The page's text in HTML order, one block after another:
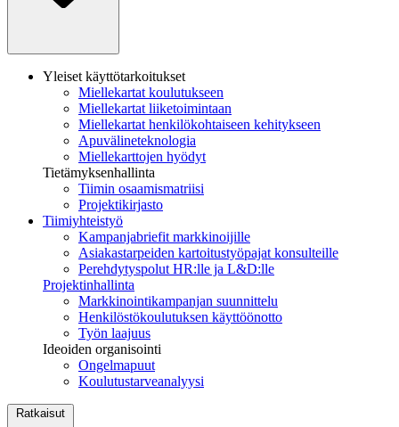
Yleiset käyttötarkoitukset
Miellekartat koulutukseen
Miellekartat liiketoimintaan
Miellekartat henkilökohtaiseen kehitykseen
Apuvälineteknologia
Miellekarttojen hyödyt
Tietämyksenhallinta
Tiimin osaamismatriisi
Projektikirjasto
Tiimiyhteistyö
Kampanjabriefit markkinoijille
Asiakastarpeiden kartoitustyöpajat konsulteille
Perehdytyspolut HR:lle ja L&D:lle
Projektinhallinta
Markkinointikampanjan suunnittelu
Henkilöstökoulutuksen käyttöönotto
Työn laajuus
Ideoiden organisointi
Ongelmapuut
Koulutustarveanalyysi
Ratkaisut